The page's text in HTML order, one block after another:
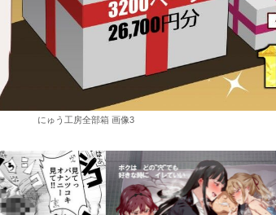
にゅう工房全部箱 画像3